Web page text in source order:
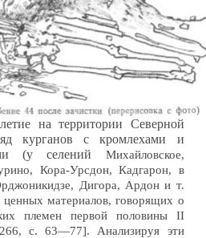
на территории Северной
курганов с кромлехами и
(у селений Михайловское,
Кора-Урсдон, Кадгарон, в
Дигора, Ардон и т.
материалов, говорящих о
племен первой половины II
с. 63—77]. Анализируя эти